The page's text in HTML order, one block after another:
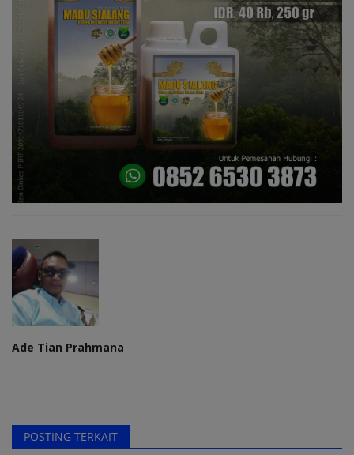
Ade Tian Prahmana
POSTING TERKAIT